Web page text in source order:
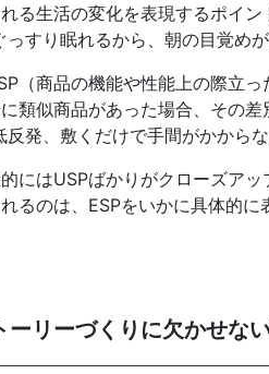
る生活の変化を表現するポイン
っすり眠れるから、朝の目覚め
（商品の機能や性能上の際立っ
類似商品があった場合、その差
反発、敷くだけで手間がかから
にはUSPばかりがクローズア
るのは、ESPをいかに具体的に
ーリーづくりに欠かせな